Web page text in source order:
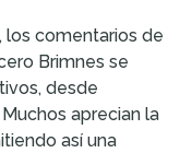
los comentarios de
Brimnes se
desde
aprecian la
así una